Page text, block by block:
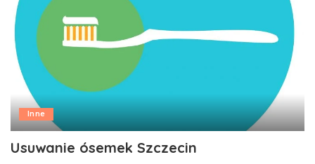
Inne
Usuwanie ósemek Szczecin